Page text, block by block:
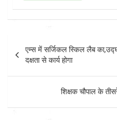
navigation
एम्स में सर्जिकल स्किल लैब
दक्षता से कार्य होगा
शिक्षक चौपाल के